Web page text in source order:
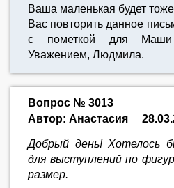
Ваша маленькая будет
Вас повторить данное
с пометкой для Маши
Уважением, Людмила.
Вопрос № 3013
Автор: Анастасия
Добрый день! Хотелось
для выступлений по
размер.